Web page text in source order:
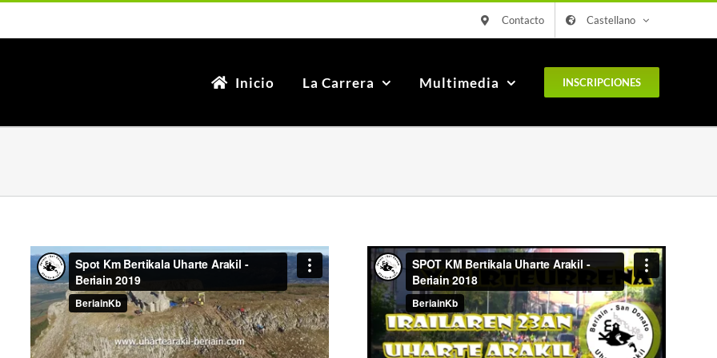
Contacto Castellano
Inicio La Carrera Multimedia INSCRIPCIONES